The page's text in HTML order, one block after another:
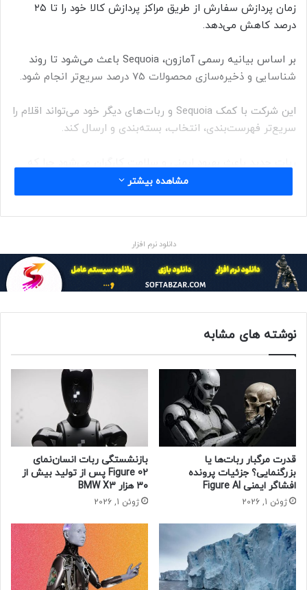
زمان پردازش سفارش از طریق مراکز پردازش کالا خود را تا ۲۵
درصد کاهش می‌دهد.
بر اساس بیانیه رسمی آمازون، Sequoia باعث می‌شود تا روند
شناسایی و ذخیره‌سازی محصولات ۷۵ درصد سریع‌تر انجام شود.
این شرکت با کمک Sequoia و ربات‌های دیگر خود می‌تواند اقلام را
سریع‌تر فهرست‌بندی، انتخاب، بسته‌بندی و ارسال کند.
می‌تواند محصولات زیادی را در ارتفاع‌های متفاوت جابه‌جا کند.
البته با وجود این ربات جدید فعالیت‌های کارگران در انبارها نیز
آمازون می‌گوید نرخ حوادث ثبت‌شده بخش‌هایی که ربات در
درصد کاهش یافته است و زمان از دست‌رفته آن‌ها به‌دلیل
حوادث نیز ۱۸ درصد کمتر شده است.
ربات جدید Sequoia از ماه جاری میلادی تاکنون در مرکز پردازش
کالا هوستون، تگزاس در حال فعالیت است، اما این غول تجارت
الکترونیک هنوز هیچ برنامه‌ای برای عرضه گسترده‌تر آن ارائه نکرده
است.
حتما بخوانید :ربات تسلا یوگا می‌کند + ویدئو
ربات
مشاهده بیشتر
دانلود نرم افزار
نوشته های مشابه
قدرت مرگبار ربات‌ها یا
بزرگنمایی؟ جزئیات پرونده
افشاگر ایمنی Figure AI
ژوئن 1, 2026
بازنشستگی ربات انسان‌نمای
Figure 02 پس از تولید بیش از
۳۰ هزار BMW X3
ژوئن 1, 2026